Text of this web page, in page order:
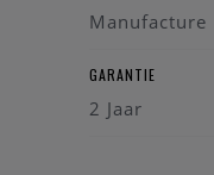
Manufacture
GARANTIE
2 Jaar